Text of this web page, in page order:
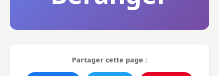
Partager cette page :